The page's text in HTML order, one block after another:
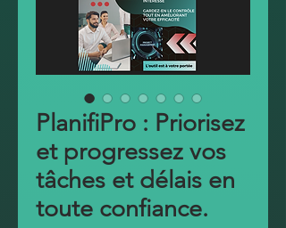
PlanifiPro : Priorisez
et progressez vos
tâches et délais en
toute confiance.